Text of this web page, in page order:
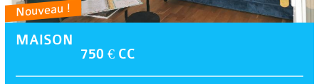
Nouveau !
MAISON
750 € CC